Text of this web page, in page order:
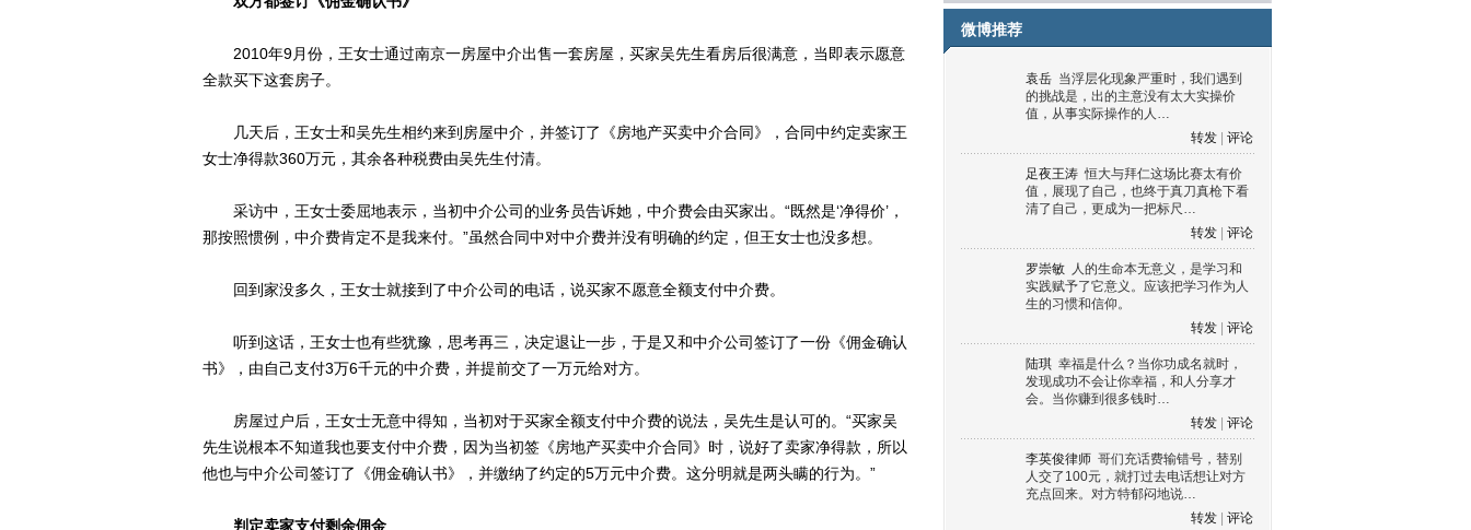
2010年9月份，王女士通过南京一房屋中介出售一套房屋，买家吴先生看房后很满意，当即表示愿意
全款买下这套房子。
几天后，王女士和吴先生相约来到房屋中介，并签订了《房地产买卖中介合同》，合同中约定卖家王
女士净得款360万元，其余各种税费由吴先生付清。
采访中，王女士委屈地表示，当初中介公司的业务员告诉她，中介费会由买家出。“既然是‘净得价’，
那按照惯例，中介费肯定不是我来付。”虽然合同中对中介费并没有明确的约定，但王女士也没多想。
回到家没多久，王女士就接到了中介公司的电话，说买家不愿意全额支付中介费。
听到这话，王女士也有些犹豫，思考再三，决定退让一步，于是又和中介公司签订了一份《佣金确认
书》，由自己支付3万6千元的中介费，并提前交了一万元给对方。
房屋过户后，王女士无意中得知，当初对于买家全额支付中介费的说法，吴先生是认可的。“买家吴
先生说根本不知道我也要支付中介费，因为当初签《房地产买卖中介合同》时，说好了卖家净得款，所以
他也与中介公司签订了《佣金确认书》，并缴纳了约定的5万元中介费。这分明就是两头瞒的行为。”
判定卖家支付剩余佣金
Android symbian
微博推荐
袁岳 当浮层化现象严重时，我们遇到
的挑战是，出的主意没有太大实操价
值，从事实际操作的人…
转发
评论
足夜王涛 恒大与拜仁这场比赛太有价
值，展现了自己，也终于真刀真枪下看
清了自己，更成为一把标尺…
转发
评论
罗崇敏 人的生命本无意义，是学习和
实践赋予了它意义。应该把学习作为人
生的习惯和信仰。
转发
评论
陆琪 幸福是什么？当你功成名就时，
发现成功不会让你幸福，和人分享才
会。当你赚到很多钱时…
转发
评论
李英俊律师 哥们充话费输错号，替别
人交了100元，就打过去电话想让对方
充点回来。对方特郁闷地说…
转发
评论